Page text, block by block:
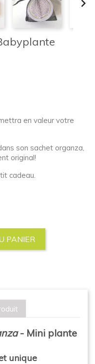

en valeur votre
son sachet organza,
original!
cadeau.
PANIER
- Mini plante
unique